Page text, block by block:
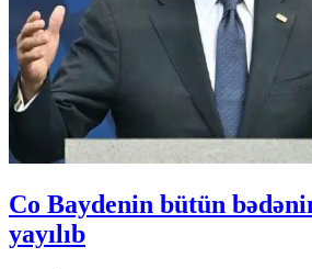
Co Baydenin bütün
yayılıb